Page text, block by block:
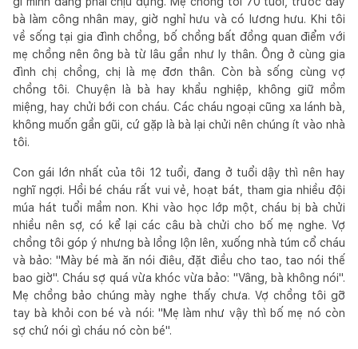
bà làm công nhân may, giờ nghỉ hưu và có lương hưu. Khi tôi
về sống tại gia đình chồng, bố chồng bất đồng quan điểm với
mẹ chồng nên ông bà từ lâu gần như ly thân. Ông ở cùng gia
đình chị chồng, chị là mẹ đơn thân. Còn bà sống cùng vợ
chồng tôi. Chuyện là bà hay khẩu nghiệp, không giữ mồm
miệng, hay chửi bới con cháu. Các cháu ngoại cũng xa lánh bà,
không muốn gần gũi, cứ gặp là bà lại chửi nên chúng ít vào nhà
tôi.
Con gái lớn nhất của tôi 12 tuổi, đang ở tuổi dậy thì nên hay
nghĩ ngợi. Hồi bé cháu rất vui vẻ, hoạt bát, tham gia nhiều đội
múa hát tuổi mầm non. Khi vào học lớp một, cháu bị bà chửi
nhiều nên sợ, có kể lại các câu bà chửi cho bố mẹ nghe. Vợ
chồng tôi góp ý nhưng bà lồng lộn lên, xuống nhà túm cổ cháu
và bảo: "Mày bé mà ăn nói điêu, đặt điều cho tao, tao nói thế
bao giờ". Cháu sợ quá vừa khóc vừa bảo: "Vâng, bà không nói".
Mẹ chồng bảo chúng mày nghe thấy chưa. Vợ chồng tôi gỡ
tay bà khỏi con bé và nói: "Mẹ làm như vậy thì bố mẹ nó còn
sợ chứ nói gì cháu nó còn bé".